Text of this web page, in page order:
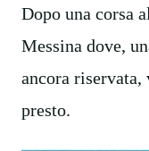
Dopo una corsa
Messina dove,
ancora
presto.